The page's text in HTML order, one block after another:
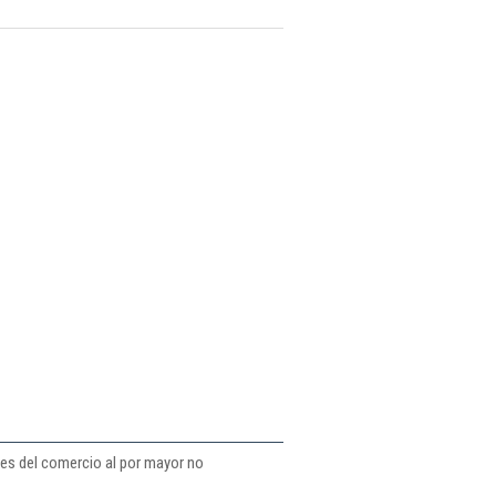
del comercio al por mayor no